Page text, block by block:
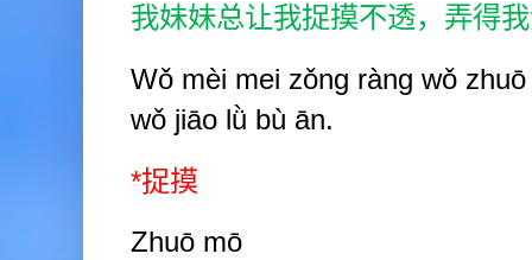
我妹妹总让我捉摸不透，弄得
Wǒ mèi mei zǒng ràng wǒ
wǒ jiāo lǜ bù ān.
*捉摸
Zhuō mō